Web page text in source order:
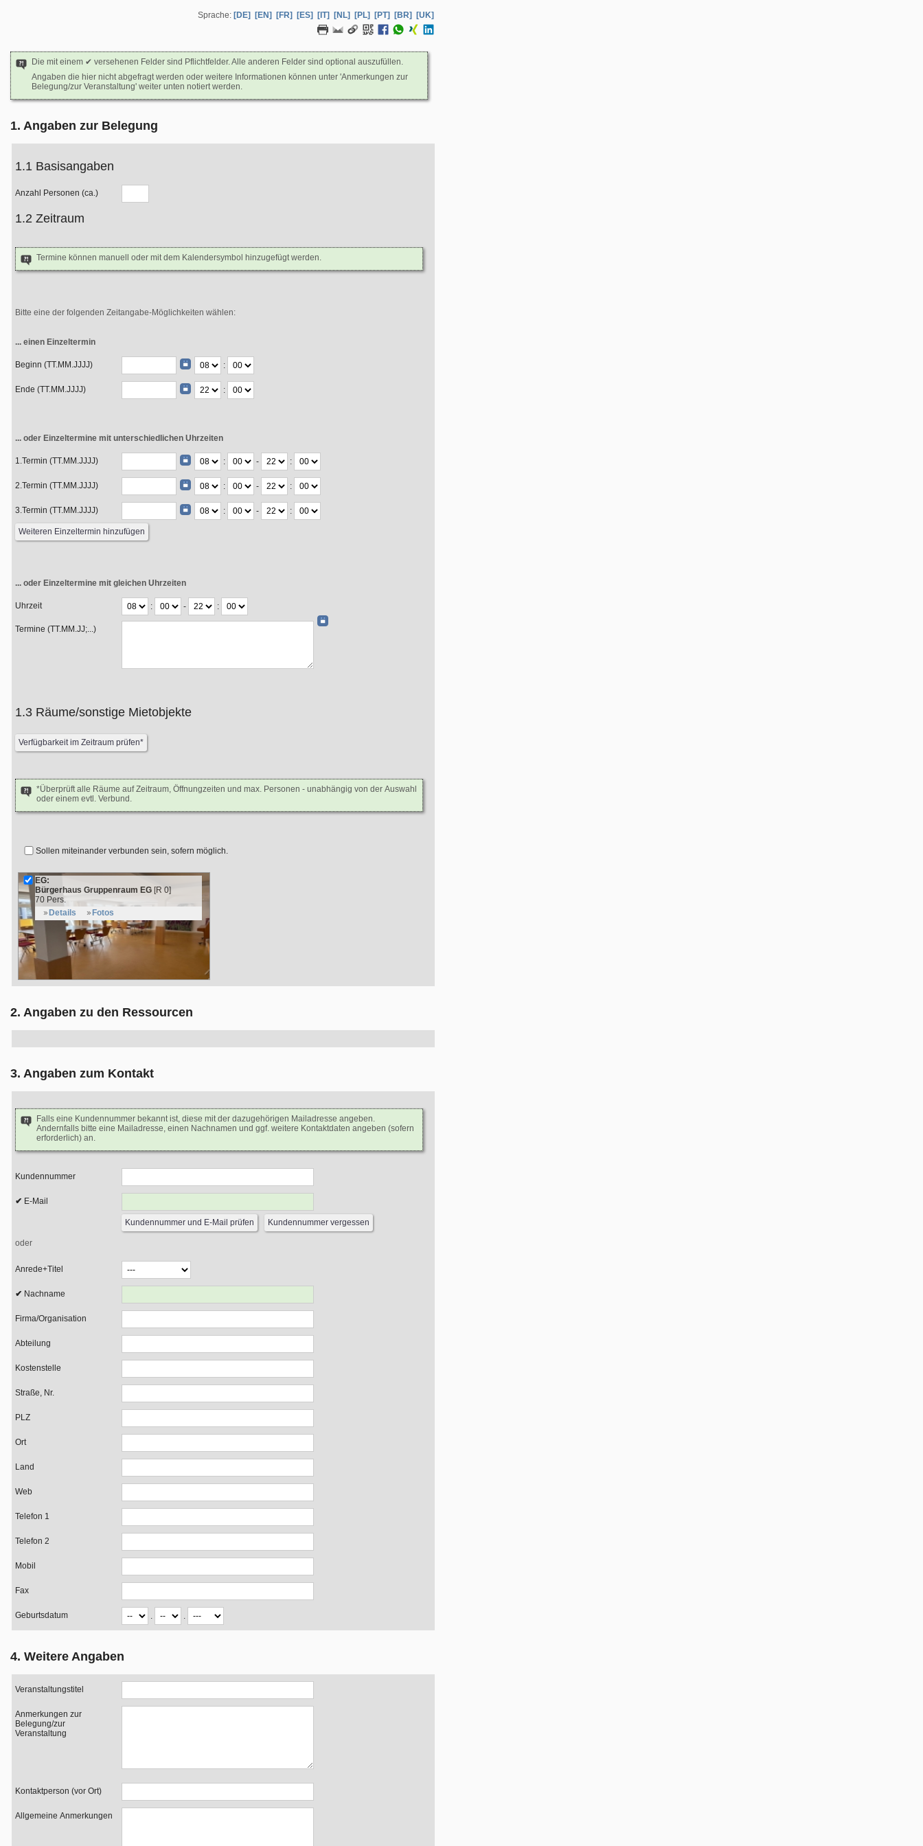
Sprache: [DE] [EN] [FR] [ES] [IT] [NL] [PL] [PT] [BR] [UK]
Die mit einem ✔ versehenen Felder sind Pflichtfelder. Alle anderen Felder sind optional auszufüllen.
Angaben die hier nicht abgefragt werden oder weitere Informationen können unter 'Anmerkungen zur
Belegung/zur Veranstaltung' weiter unten notiert werden.
1. Angaben zur Belegung
1.1 Basisangaben
Anzahl Personen (ca.)
1.2 Zeitraum
Termine können manuell oder mit dem Kalendersymbol hinzugefügt werden.
Bitte eine der folgenden Zeitangabe-Möglichkeiten wählen:
... einen Einzeltermin
Beginn (TT.MM.JJJJ) :
Ende (TT.MM.JJJJ) :
... oder Einzeltermine mit unterschiedlichen Uhrzeiten
1.Termin (TT.MM.JJJJ) : - :
2.Termin (TT.MM.JJJJ) : - :
3.Termin (TT.MM.JJJJ) : - :
... oder Einzeltermine mit gleichen Uhrzeiten
Uhrzeit : - :
Termine (TT.MM.JJ;...)
1.3 Räume/sonstige Mietobjekte
*Überprüft alle Räume auf Zeitraum, Öffnungzeiten und max. Personen - unabhängig von der Auswahl
oder einem evtl. Verbund.
Sollen miteinander verbunden sein, sofern möglich.
EG:
Bürgerhaus Gruppenraum EG [R 0]
70 Pers.
Details
Fotos
2. Angaben zu den Ressourcen
3. Angaben zum Kontakt
Falls eine Kundennummer bekannt ist, diese mit der dazugehörigen Mailadresse angeben.
Andernfalls bitte eine Mailadresse, einen Nachnamen und ggf. weitere Kontaktdaten angeben (sofern
erforderlich) an.
Kundennummer
E-Mail
oder
Anrede+Titel
Nachname
Firma/Organisation
Abteilung
Kostenstelle
Straße, Nr.
PLZ
Ort
Land
Web
Telefon 1
Telefon 2
Mobil
Fax
Geburtsdatum . .
4. Weitere Angaben
Veranstaltungstitel
Anmerkungen zur
Belegung/zur
Veranstaltung
Kontaktperson (vor Ort)
Allgemeine Anmerkungen